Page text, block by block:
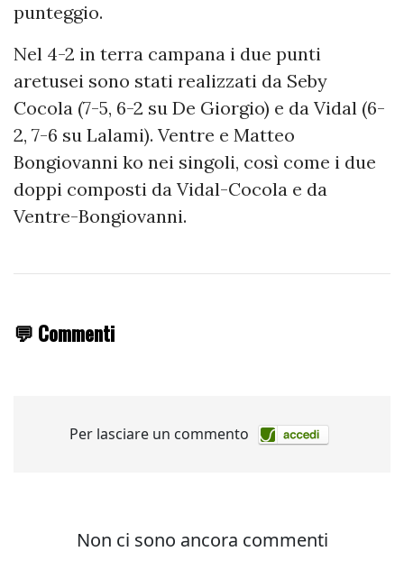
punteggio.
Nel 4-2 in terra campana i due punti
aretusei sono stati realizzati da Seby
Cocola (7-5, 6-2 su De Giorgio) e da Vidal (6-
2, 7-6 su Lalami). Ventre e Matteo
Bongiovanni ko nei singoli, così come i due
doppi composti da Vidal-Cocola e da
Ventre-Bongiovanni.
💬 Commenti